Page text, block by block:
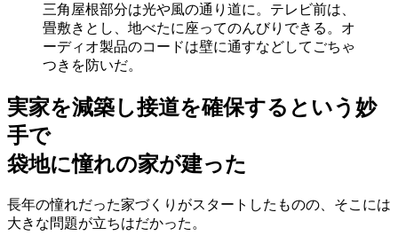
三角屋根部分は光や風の通り道に。テレビ前は、
畳敷きとし、地べたに座ってのんびりできる。オ
ーディオ製品のコードは壁に通すなどしてごちゃ
つきを防いだ。
実家を減築し接道を確保するという妙
手で
袋地に憧れの家が建った
長年の憧れだった家づくりがスタートしたものの、そこには
大きな問題が立ちはだかった。